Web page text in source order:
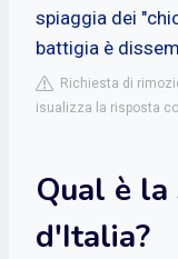
spiaggia dei
battigia è
Richiesta di
isualizza la risposta
Qual è la
d'Italia?